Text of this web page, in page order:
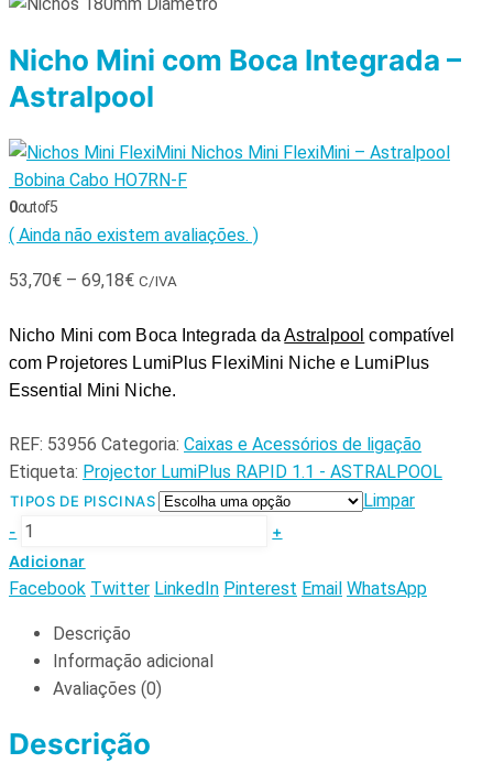
Nicho Mini com Boca Integrada –
Astralpool
Nichos Mini FlexiMini – Astralpool
Bobina Cabo HO7RN-F
0out of 5
( Ainda não existem avaliações. )
53,70€ – 69,18€ C/IVA
Nicho Mini com Boca Integrada da Astralpool compatível
com Projetores LumiPlus FlexiMini Niche e LumiPlus
Essential Mini Niche.
REF: 53956 Categoria: Caixas e Acessórios de ligação
Etiqueta: Projector LumiPlus RAPID 1.1 - ASTRALPOOL
TIPOS DE PISCINAS Limpar
-
+
Adicionar
Facebook Twitter LinkedIn Pinterest Email WhatsApp
Descrição
Informação adicional
Avaliações (0)
Descrição